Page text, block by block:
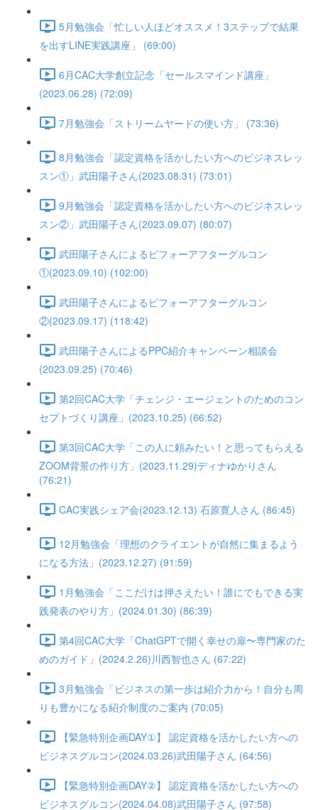
5月勉強会「忙しい人ほどオススメ！3ステップで結果
を出すLINE実践講座」 (69:00)
6月CAC大学創立記念「セールスマインド講座」
(2023.06.28) (72:09)
7月勉強会「ストリームヤードの使い方」 (73:36)
8月勉強会「認定資格を活かしたい方へのビジネスレッ
スン①」武田陽子さん(2023.08.31) (73:01)
9月勉強会「認定資格を活かしたい方へのビジネスレッ
スン②」武田陽子さん(2023.09.07) (80:07)
武田陽子さんによるビフォーアフターグルコン
①(2023.09.10) (102:00)
武田陽子さんによるビフォーアフターグルコン
②(2023.09.17) (118:42)
武田陽子さんによるPPC紹介キャンペーン相談会
(2023.09.25) (70:46)
第2回CAC大学「チェンジ・エージェントのためのコン
セプトづくり講座」(2023.10.25) (66:52)
第3回CAC大学「この人に頼みたい！と思ってもらえる
ZOOM背景の作り方」(2023.11.29)ディナゆかりさん
(76:21)
CAC実践シェア会(2023.12.13) 石原寛人さん (86:45)
12月勉強会「理想のクライエントが自然に集まるよう
になる方法」(2023.12.27) (91:59)
1月勉強会「ここだけは押さえたい！誰にでもできる実
践発表のやり方」(2024.01.30) (86:39)
第4回CAC大学「ChatGPTで開く幸せの扉〜専門家のた
めのガイド」(2024.2.26)川西智也さん (67:22)
3月勉強会「ビジネスの第一歩は紹介力から！自分も周
りも豊かになる紹介制度のご案内 (70:05)
【緊急特別企画DAY①】 認定資格を活かしたい方への
ビジネスグルコン(2024.03.26)武田陽子さん (64:56)
【緊急特別企画DAY②】 認定資格を活かしたい方への
ビジネスグルコン(2024.04.08)武田陽子さん (97:58)